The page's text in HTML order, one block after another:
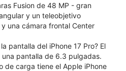
Fusion de 48 MP - gran
y un teleobjetivo
una cámara frontal Center
pantalla del iPhone 17 Pro? El
una pantalla de 6.3 pulgadas.
de carga tiene el Apple iPhone